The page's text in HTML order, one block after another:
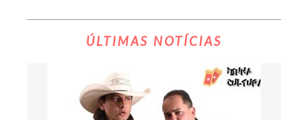
ÚLTIMAS NOTÍCIAS